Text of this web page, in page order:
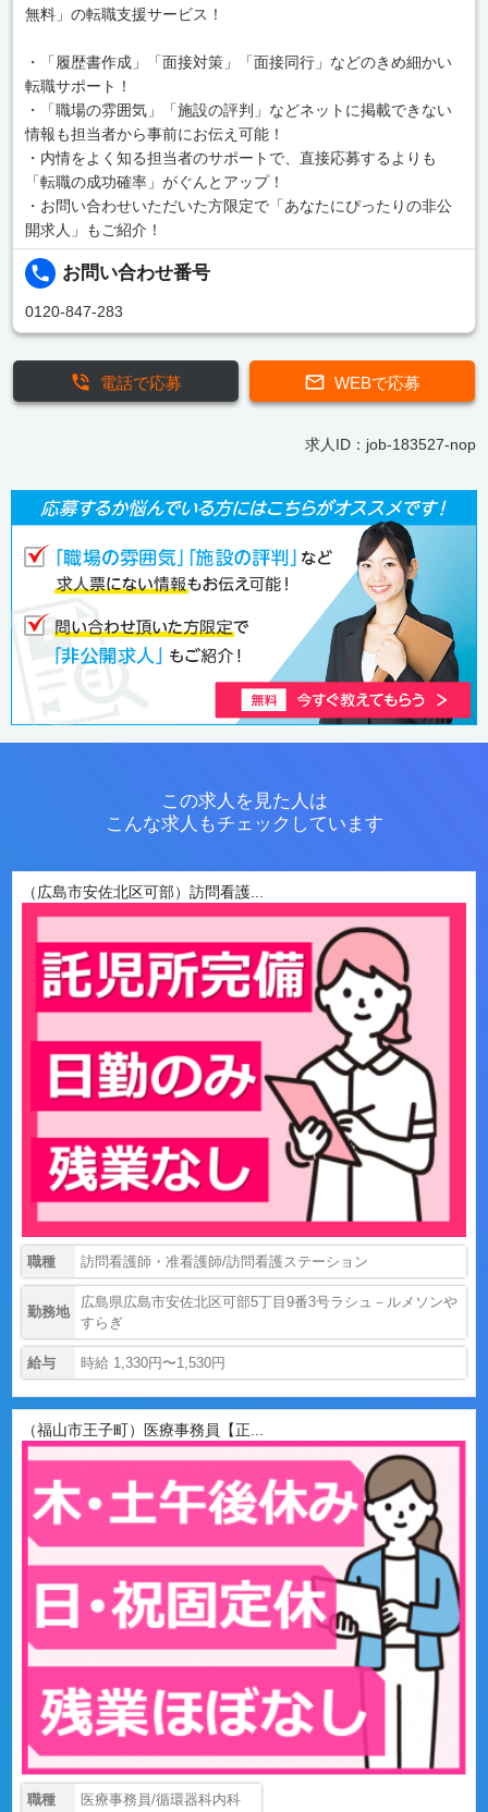
無料」の転職支援サービス！
・「履歴書作成」「面接対策」「面接同行」などのきめ細かい
転職サポート！
・「職場の雰囲気」「施設の評判」などネットに掲載できない
情報も担当者から事前にお伝え可能！
・内情をよく知る担当者のサポートで、直接応募するよりも
「転職の成功確率」がぐんとアップ！
・お問い合わせいただいた方限定で「あなたにぴったりの非公
開求人」もご紹介！
お問い合わせ番号
0120-847-283
WEBで応募
電話で応募
求人ID：job-183527-nop
この求人を見た人は
こんな求人もチェックしています
（広島市安佐北区可部）訪問看護...
職種 訪問看護師・准看護師/訪問看護ステーション
勤務地
広島県広島市安佐北区可部5丁目9番3号ラシュ－ルメソンや
すらぎ
給与 時給 1,330円〜1,530円
（福山市王子町）医療事務員【正...
職種 医療事務員/循環器科内科